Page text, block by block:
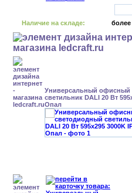
Наличие на складе: более
Универсальный офисный
светильник DALI 20 Вт
Опал